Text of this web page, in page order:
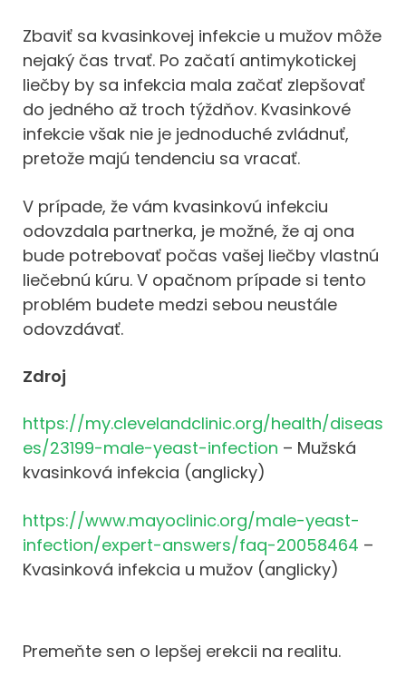
Zbaviť sa kvasinkovej infekcie u mužov môže
nejaký čas trvať. Po začatí antimykotickej
liečby by sa infekcia mala začať zlepšovať
do jedného až troch týždňov. Kvasinkové
infekcie však nie je jednoduché zvládnuť,
pretože majú tendenciu sa vracať.
V prípade, že vám kvasinkovú infekciu
odovzdala partnerka, je možné, že aj ona
bude potrebovať počas vašej liečby vlastnú
liečebnú kúru. V opačnom prípade si tento
problém budete medzi sebou neustále
odovzdávať.
Zdroj
https://my.clevelandclinic.org/health/diseas
es/23199-male-yeast-infection – Mužská
kvasinková infekcia (anglicky)
https://www.mayoclinic.org/male-yeast-
infection/expert-answers/faq-20058464 –
Kvasinková infekcia u mužov (anglicky)
Premeňte sen o lepšej erekcii na realitu.